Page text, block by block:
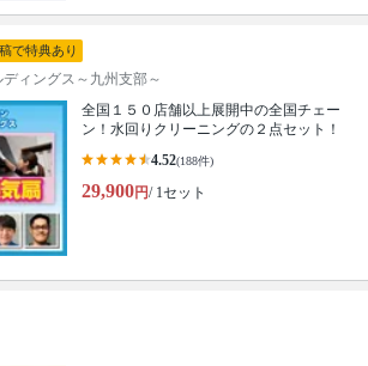
で特典あり
ィングス～九州支部～
全国１５０店舗以上展開中の全国チェー
ン！水回りクリーニングの２点セット！
4.52(188件)
29,900円/ 1セット